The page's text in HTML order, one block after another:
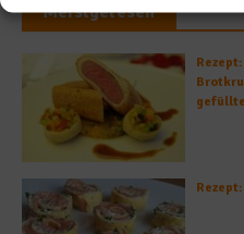
Meistgelesen